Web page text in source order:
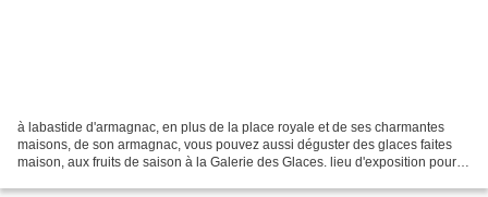
à labastide d'armagnac, en plus de la place royale et de ses charmantes
maisons, de son armagnac, vous pouvez aussi déguster des glaces faites
maison, aux fruits de saison à la Galerie des Glaces. lieu d'exposition pour